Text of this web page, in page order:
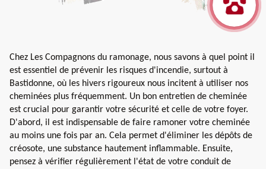
Chez Les Compagnons du ramonage, nous savons à quel point il
est essentiel de prévenir les risques d'incendie, surtout à
Bastidonne, où les hivers rigoureux nous incitent à utiliser nos
cheminées plus fréquemment. Un bon entretien de cheminée
est crucial pour garantir votre sécurité et celle de votre foyer.
D'abord, il est indispensable de faire ramoner votre cheminée
au moins une fois par an. Cela permet d'éliminer les dépôts de
créosote, une substance hautement inflammable. Ensuite,
pensez à vérifier régulièrement l'état de votre conduit de